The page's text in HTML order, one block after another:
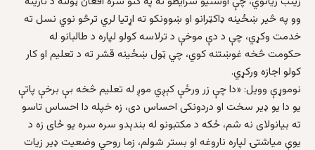
وو په څیر ښځینه ډاکټرانو او ښوونکو ته اړتیا لري ترڅو نوي نسل ته
خدمت وکړي، چې د دې موخې د ترلاسه کولو لپاره د طالبانو له
حکومت څخه غوښتنه کوي، چي ټول ښځینه قشر ته د تعلیم او کار
کولو اجازه ورکړي.
نوموړې وویل: «دا چې زر ورځې کېږي موږ له تعلیم څخه بې برخې پاتې
یو دا یو ډیر سخت او دردونکی احساس دی، زه خپله دا احساس تاسو
ته بیانولای نه شم، ځکه د مکتبونو له بندېدو سره سره یو ځای زه د
یوې میاشتۍ لپاره ناروغه او بستر شولم، زما روحي وضعیت ډیر زیات